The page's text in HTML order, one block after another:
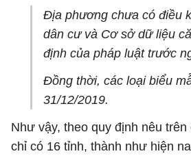
Địa phương chưa có điều
dân cư và Cơ sở dữ liệu
định của pháp luật trước
Đồng thời, các loại biểu
31/12/2019.
Như vậy, theo quy định nêu
chỉ có 16 tỉnh, thành như hiện